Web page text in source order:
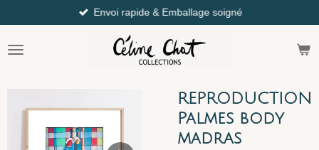
au
contenu
principal
Envoi rapide & Emballage soigné
REPRODUCTION
Palmes body
madras